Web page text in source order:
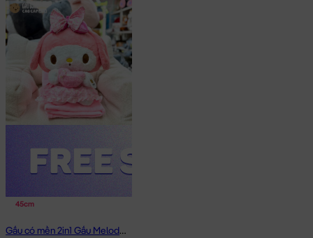
45cm
Gấu có mền 2in1 Gấu Melody Đầm Hồng Ôm Tim